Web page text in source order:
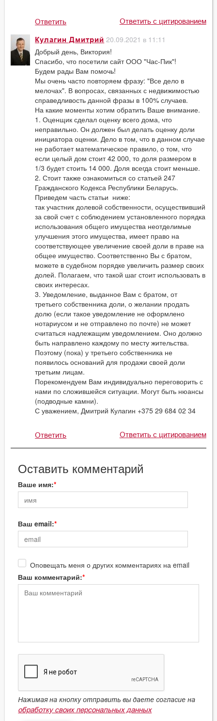
Ответить Ответить с цитированием
Кулагин Дмитрий 20.09.2021 в 11:11
Добрый день, Виктория!
Спасибо, что посетили сайт ООО "Час-Пик"!
Будем рады Вам помочь!
Мы очень часто повторяем фразу: "Все дело в
мелочах". В вопросах, связанных с недвижимостью
справедливость данной фразы в 100% случаев.
На какие моменты хотим обратить Ваше внимание.
1. Оценщик сделал оценку всего дома, что
неправильно. Он должен был делать оценку доли
инициатора оценки. Дело в том, что в данном случае
не работает математическое правило, о том, что
если целый дом стоит 42 000, то доля размером в
1/3 будет стоить 14 000. Доля всегда стоит меньше.
2. Стоит также ознакомиться со статьей 247
Гражданского Кодекса Республики Беларусь.
Приведем часть статьи ниже:
так участник долевой собственности, осуществивший
за свой счет с соблюдением установленного порядка
использования общего имущества неотделимые
улучшения этого имущества, имеет право на
соответствующее увеличение своей доли в праве на
общее имущество. Соответственно Вы с братом,
можете в судебном порядке увеличить размер своих
долей. Полагаем, что такой шаг стоит использовать в
своих интересах.
3. Уведомление, выданное Вам с братом, от
третьего собственника доли, о желании продать
долю (если такое уведомление не оформлено
нотариусом и не отправлено по почте) не может
считаться надлежащим уведомлением. Оно должно
быть направлено каждому по месту жительства.
Поэтому (пока) у третьего собственника не
появилось оснований для продажи своей доли
третьим лицам.
Порекомендуем Вам индивидуально переговорить с
нами по сложившейся ситуации. Могут быть нюансы
(подводные камни).
С уважением, Дмитрий Кулагин +375 29 684 02 34
Ответить Ответить с цитированием
Оставить комментарий
Ваше имя:
Ваш email:
Оповещать меня о других комментариях на email
Ваш комментарий:
Нажимая на кнопку отправить вы даете согласие на
обработку своих персональных данных